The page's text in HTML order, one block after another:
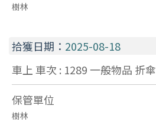
樹林
拾獲日期： 2025-08-18
車上 車次 : 1289一般物品 折傘
保管單位
樹林